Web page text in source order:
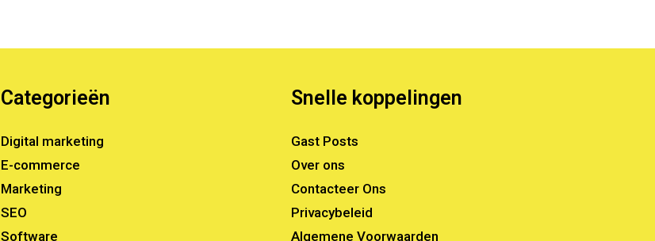
Categorieën
Digital marketing
E-commerce
Marketing
SEO
Software
Snelle koppelingen
Gast Posts
Over ons
Contacteer Ons
Privacybeleid
Algemene Voorwaarden